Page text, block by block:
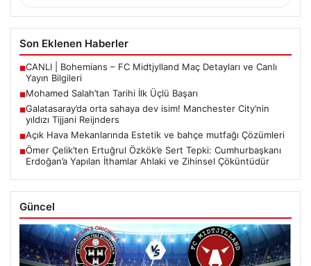
Son Eklenen Haberler
■CANLI | Bohemians – FC Midtjylland Maç Detayları ve Canlı
Yayın Bilgileri
■Mohamed Salah’tan Tarihi İlk Üçlü Başarı
■Galatasaray’da orta sahaya dev isim! Manchester City’nin
yıldızı Tijjani Reijnders
■Açık Hava Mekanlarında Estetik ve bahçe mutfağı Çözümleri
■Ömer Çelik’ten Ertuğrul Özkök’e Sert Tepki: Cumhurbaşkanı
Erdoğan’a Yapılan İthamlar Ahlaki ve Zihinsel Çöküntüdür
Güncel